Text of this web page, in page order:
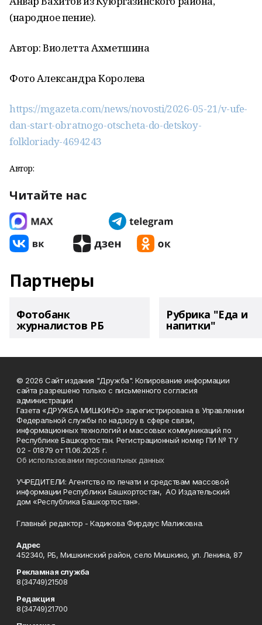
(народное пение).
Автор: Виолетта Ахметшина
Фото Александра Королева
https://mgazeta.com/news/novosti/2026-05-21/v-ufe-
dan-start-obratnogo-otscheta-do-detskoy-
folkloriady-4694243
Автор:
Читайте нас
Партнеры
Фотобанк
журналистов РБ
Рубрика "Еда и
напитки"
© 2026 Сайт издания "Дружба". Копирование информации
сайта разрешено только с письменного согласия
администрации
Газета «ДРУЖБА МИШКИНО» зарегистрирована в Управлении
Федеральной службы по надзору в сфере связи,
информационных технологий и массовых коммуникаций по
Республике Башкортостан. Регистрационный номер ПИ № ТУ
02 - 01879 от 11.06.2025 г.
Об использовании персональных данных
УЧРЕДИТЕЛИ: Агентство по печати и средствам массовой
информации Республики Башкортостан, АО Издательский
дом «Республика Башкортостан».
Главный редактор - Кадикова Фирдаус Маликовна.
Адрес
452340, РБ, Мишкинский район, село Мишкино, ул. Ленина, 87
Рекламная служба
8(34749)21508
Редакция
8(34749)21700